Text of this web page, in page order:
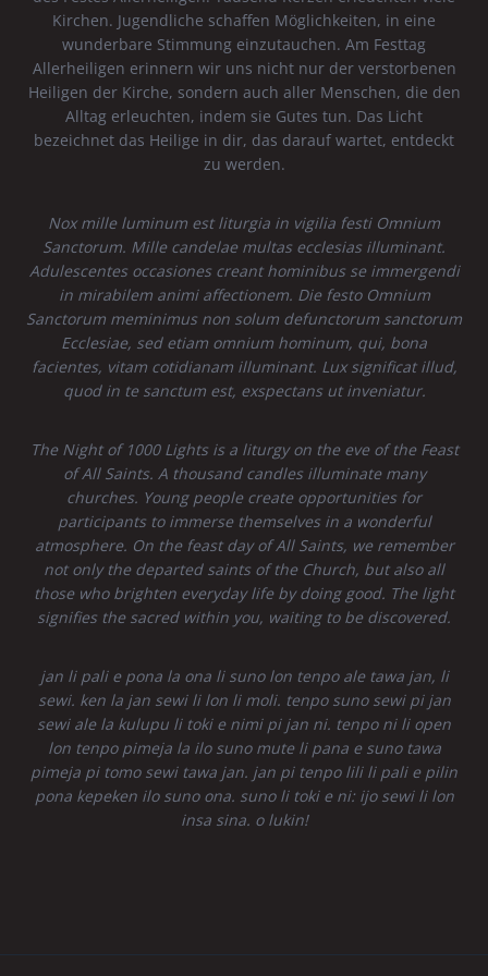
Kirchen. Jugendliche schaffen Möglichkeiten, in eine
wunderbare Stimmung einzutauchen. Am Festtag
Allerheiligen erinnern wir uns nicht nur der verstorbenen
Heiligen der Kirche, sondern auch aller Menschen, die den
Alltag erleuchten, indem sie Gutes tun. Das Licht
bezeichnet das Heilige in dir, das darauf wartet, entdeckt
zu werden.
Nox mille luminum est liturgia in vigilia festi Omnium
Sanctorum. Mille candelae multas ecclesias illuminant.
Adulescentes occasiones creant hominibus se immergendi
in mirabilem animi affectionem. Die festo Omnium
Sanctorum meminimus non solum defunctorum sanctorum
Ecclesiae, sed etiam omnium hominum, qui, bona
facientes, vitam cotidianam illuminant. Lux significat illud,
quod in te sanctum est, exspectans ut inveniatur.
The Night of 1000 Lights is a liturgy on the eve of the Feast
of All Saints. A thousand candles illuminate many
churches. Young people create opportunities for
participants to immerse themselves in a wonderful
atmosphere. On the feast day of All Saints, we remember
not only the departed saints of the Church, but also all
those who brighten everyday life by doing good. The light
signifies the sacred within you, waiting to be discovered.
jan li pali e pona la ona li suno lon tenpo ale tawa jan, li
sewi. ken la jan sewi li lon li moli. tenpo suno sewi pi jan
sewi ale la kulupu li toki e nimi pi jan ni. tenpo ni li open
lon tenpo pimeja la ilo suno mute li pana e suno tawa
pimeja pi tomo sewi tawa jan. jan pi tenpo lili li pali e pilin
pona kepeken ilo suno ona. suno li toki e ni: ijo sewi li lon
insa sina. o lukin!